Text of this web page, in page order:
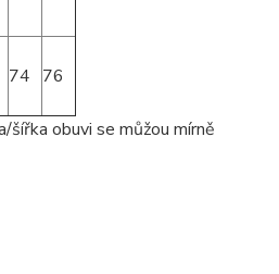
74 76
obuvi se můžou mírně